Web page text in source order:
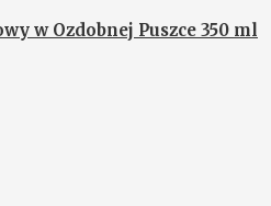
w Ozdobnej Puszce 350 ml